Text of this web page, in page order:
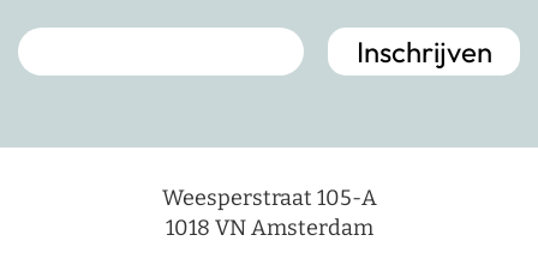
Weesperstraat 105-A
1018 VN Amsterdam